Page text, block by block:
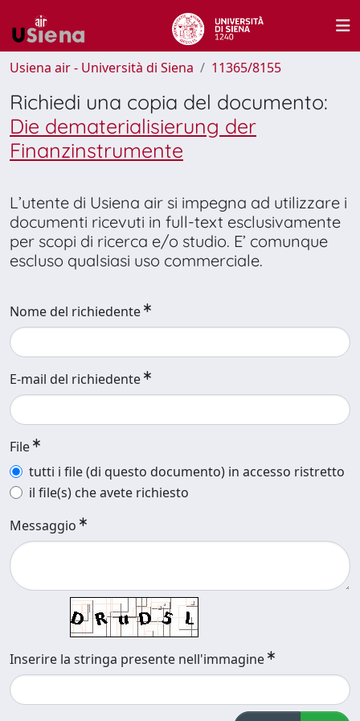
Usiena air - Università di Siena 11365/8155
Richiedi una copia del documento:
Die dematerialisierung der
Finanzinstrumente
L’utente di Usiena air si impegna ad utilizzare i
documenti ricevuti in full-text esclusivamente
per scopi di ricerca e/o studio. E’ comunque
escluso qualsiasi uso commerciale.
Nome del richiedente
E-mail del richiedente
File
tutti i file (di questo documento) in accesso ristretto
il file(s) che avete richiesto
Messaggio
Inserire la stringa presente nell'immagine